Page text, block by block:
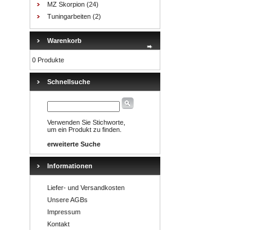
MZ Skorpion (24)
Tuningarbeiten (2)
Warenkorb
0 Produkte
Schnellsuche
Verwenden Sie Stichworte,
um ein Produkt zu finden.
erweiterte Suche
Informationen
Liefer- und Versandkosten
Unsere AGBs
Impressum
Kontakt